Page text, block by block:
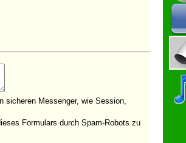
sicheren Messenger, wie Session,
Formulars durch Spam-Robots zu